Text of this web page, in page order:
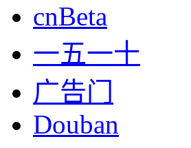
cnBeta
一五一十
广告门
Douban